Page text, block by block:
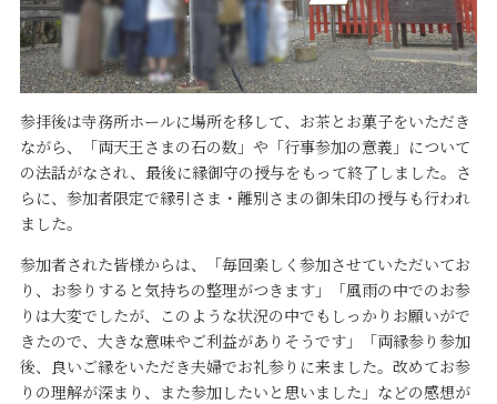
参拝後は寺務所ホールに場所を移して、お茶とお菓子をいただき
ながら、「両天王さまの石の数」や「行事参加の意義」について
の法話がなされ、最後に縁御守の授与をもって終了しました。さ
らに、参加者限定で縁引さま・離別さまの御朱印の授与も行われ
ました。
参加者された皆様からは、「毎回楽しく参加させていただいてお
り、お参りすると気持ちの整理がつきます」「風雨の中でのお参
りは大変でしたが、このような状況の中でもしっかりお願いがで
きたので、大きな意味やご利益がありそうです」「両縁参り参加
後、良いご縁をいただき夫婦でお礼参りに来ました。改めてお参
りの理解が深まり、また参加したいと思いました」などの感想が